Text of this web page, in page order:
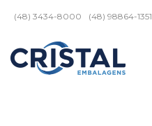
(48) 3434-8000 (48) 98864-1351